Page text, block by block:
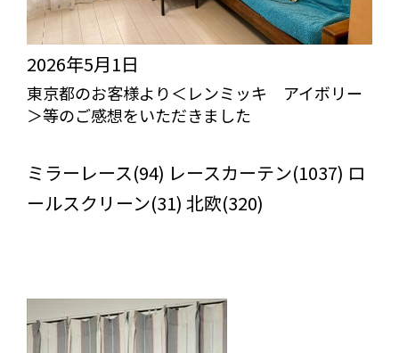
2026年5月1日
東京都のお客様より＜レンミッキ アイボリー
＞等のご感想をいただきました
ミラーレース(94) レースカーテン(1037) ロ
ールスクリーン(31) 北欧(320)